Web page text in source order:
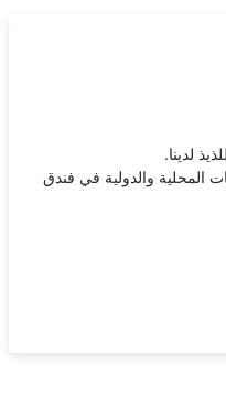
لدينا.
المحلية والدولية في فندق